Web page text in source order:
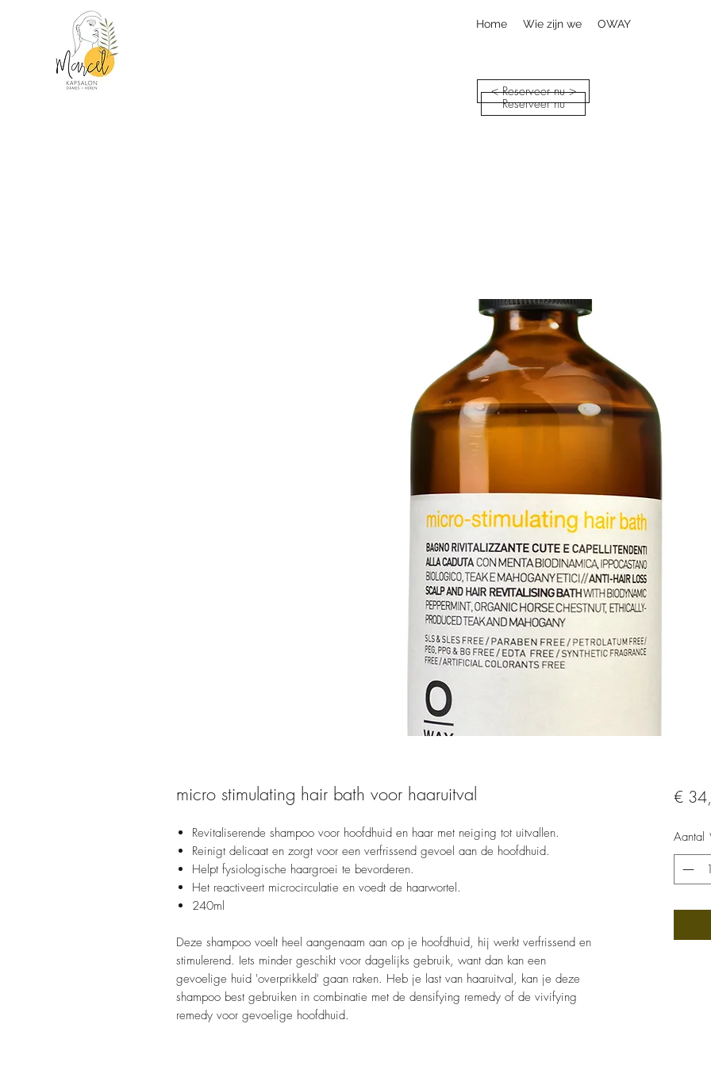
Home Wie zijn we OWAY
< Reserveer nu >
micro stimulating hair bath voor haaruitval
Revitaliserende shampoo voor hoofdhuid en haar met neiging tot uitvallen.
Reinigt delicaat en zorgt voor een verfrissend gevoel aan de hoofdhuid.
Helpt fysiologische haargroei te bevorderen.
Het reactiveert microcirculatie en voedt de haarwortel.
240ml
Deze shampoo voelt heel aangenaam aan op je hoofdhuid, hij werkt verfrissend en
stimulerend. Iets minder geschikt voor dagelijks gebruik, want dan kan een
gevoelige huid 'overprikkeld' gaan raken. Heb je last van haaruitval, kan je deze
shampoo best gebruiken in combinatie met de densifying remedy of de vivifying
remedy voor gevoelige hoofdhuid.
€
Aantal
Reserveer nu